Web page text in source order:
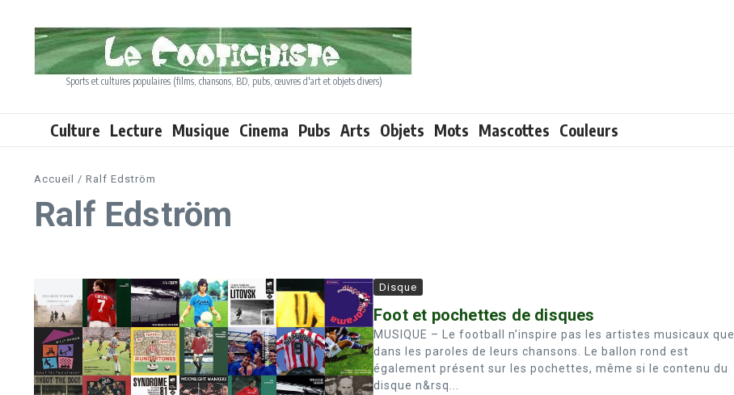
Sports et cultures populaires (films, chansons, BD, pubs, œuvres d'art et objets divers)
Culture Lecture Musique Cinema Pubs Arts Objets Mots Mascottes Couleurs
Accueil / Ralf Edström
Ralf Edström
Disque
Foot et pochettes de disques
MUSIQUE – Le football n’inspire pas les artistes musicaux que
dans les paroles de leurs chansons. Le ballon rond est
également présent sur les pochettes, même si le contenu du
disque n&rsq...